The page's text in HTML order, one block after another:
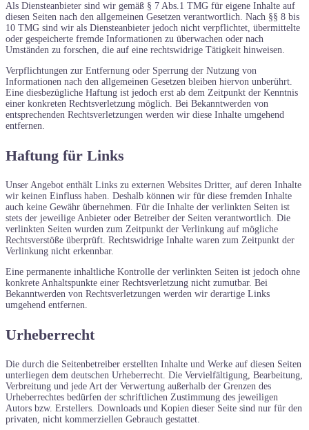
Als Diensteanbieter sind wir gemäß § 7 Abs.1 TMG für eigene Inhalte auf
diesen Seiten nach den allgemeinen Gesetzen verantwortlich. Nach §§ 8 bis
10 TMG sind wir als Diensteanbieter jedoch nicht verpflichtet, übermittelte
oder gespeicherte fremde Informationen zu überwachen oder nach
Umständen zu forschen, die auf eine rechtswidrige Tätigkeit hinweisen.
Verpflichtungen zur Entfernung oder Sperrung der Nutzung von
Informationen nach den allgemeinen Gesetzen bleiben hiervon unberührt.
Eine diesbezügliche Haftung ist jedoch erst ab dem Zeitpunkt der Kenntnis
einer konkreten Rechtsverletzung möglich. Bei Bekanntwerden von
entsprechenden Rechtsverletzungen werden wir diese Inhalte umgehend
entfernen.
Haftung für Links
Unser Angebot enthält Links zu externen Websites Dritter, auf deren Inhalte
wir keinen Einfluss haben. Deshalb können wir für diese fremden Inhalte
auch keine Gewähr übernehmen. Für die Inhalte der verlinkten Seiten ist
stets der jeweilige Anbieter oder Betreiber der Seiten verantwortlich. Die
verlinkten Seiten wurden zum Zeitpunkt der Verlinkung auf mögliche
Rechtsverstöße überprüft. Rechtswidrige Inhalte waren zum Zeitpunkt der
Verlinkung nicht erkennbar.
Eine permanente inhaltliche Kontrolle der verlinkten Seiten ist jedoch ohne
konkrete Anhaltspunkte einer Rechtsverletzung nicht zumutbar. Bei
Bekanntwerden von Rechtsverletzungen werden wir derartige Links
umgehend entfernen.
Urheberrecht
Die durch die Seitenbetreiber erstellten Inhalte und Werke auf diesen Seiten
unterliegen dem deutschen Urheberrecht. Die Vervielfältigung, Bearbeitung,
Verbreitung und jede Art der Verwertung außerhalb der Grenzen des
Urheberrechtes bedürfen der schriftlichen Zustimmung des jeweiligen
Autors bzw. Erstellers. Downloads und Kopien dieser Seite sind nur für den
privaten, nicht kommerziellen Gebrauch gestattet.